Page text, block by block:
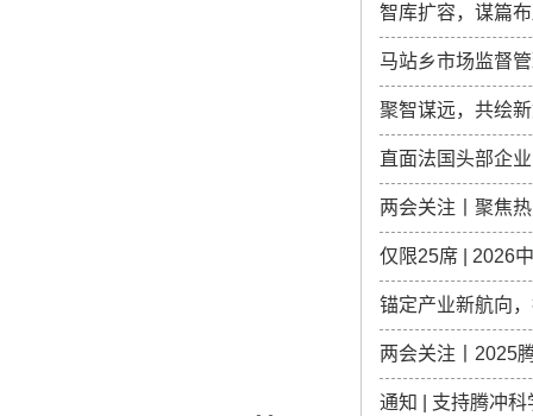
智库扩容，谋篇
马站乡市场监督
聚智谋远，共绘
直面法国头部企
两会关注丨聚焦
仅限25席 | 2026
锚定产业新航向
两会关注丨2025
通知 | 支持腾冲